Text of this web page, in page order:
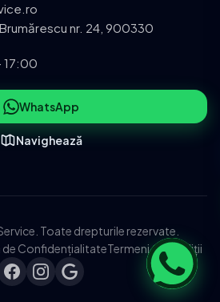
nr. 24, 900330
17:00
WhatsApp
Navighează
Toate drepturile rezervate.
de ConfidențialitateTermeni și Condiții